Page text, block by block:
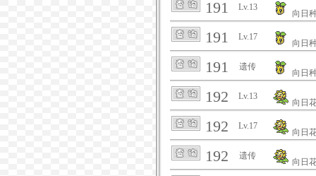
191 Lv.13
向日
191 Lv.17
向日
191 遗传
向日
192 Lv.13
向日
192 Lv.17
向日
192 遗传
向日